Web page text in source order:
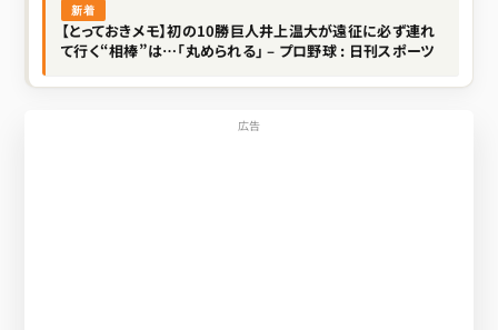
新着
【とっておきメモ】初の10勝巨人井上温大が遠征に必ず連れ
て行く“相棒”は…「丸められる」 – プロ野球 : 日刊スポーツ
広告